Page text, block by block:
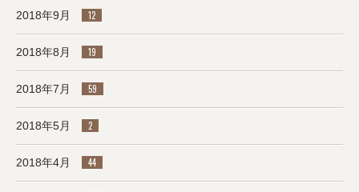
2018年9月 12
2018年8月 19
2018年7月 59
2018年5月 2
2018年4月 44